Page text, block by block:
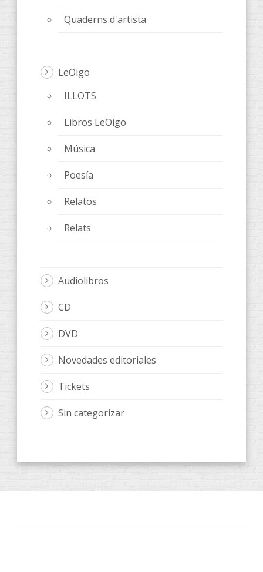
Quaderns d'artista
LeOigo
ILLOTS
Libros LeOigo
Música
Poesía
Relatos
Relats
Audiolibros
CD
DVD
Novedades editoriales
Tickets
Sin categorizar